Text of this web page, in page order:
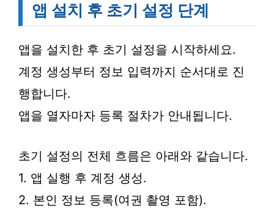
앱 설치 후 초기 설정 단계
앱을 설치한 후 초기 설정을 시작하세요.
계정 생성부터 정보 입력까지 순서대로 진
행합니다.
앱을 열자마자 등록 절차가 안내됩니다.
초기 설정의 전체 흐름은 아래와 같습니다.
1. 앱 실행 후 계정 생성.
2. 본인 정보 등록(여권 촬영 포함).